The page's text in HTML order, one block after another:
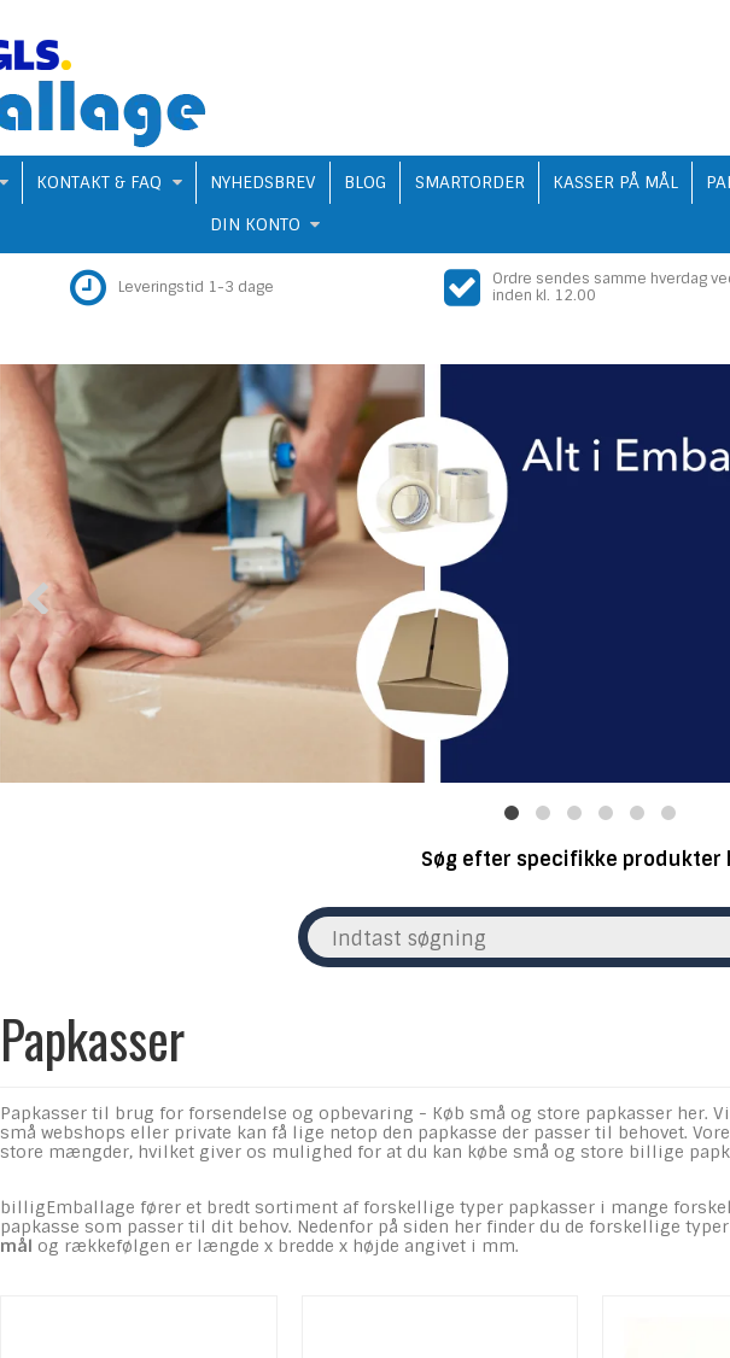
KONTAKT & FAQ NYHEDSBREV BLOG SMARTORDER KASSER PÅ MÅL
DIN KONTO
Leveringstid 1-3 dage
Ordre sendes samme hverdag
inden kl. 12.00
Søg efter specifikke produkter
Papkasser
Papkasser til brug for forsendelse og opbevaring - Køb små og store papkasser her.
små webshops eller private kan få lige netop den papkasse der passer til behovet.
store mængder, hvilket giver os mulighed for at du kan købe små og store billige
billigEmballage fører et bredt sortiment af forskellige typer papkasser i mange
papkasse som passer til dit behov. Nedenfor på siden her finder du de forskellige
mål og rækkefølgen er længde x bredde x højde angivet i mm.